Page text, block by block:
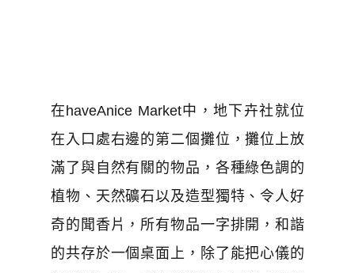
在haveAnice Market中，地下卉社就位
在入口處右邊的第二個攤位，攤位上放
滿了與自然有關的物品，各種綠色調的
植物、天然礦石以及造型獨特、令人好
奇的聞香片，所有物品一字排開，和諧
的共存於一個桌面上，除了能把心儀的